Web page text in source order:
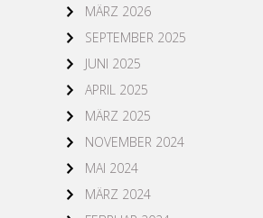
MÄRZ 2026
SEPTEMBER 2025
JUNI 2025
APRIL 2025
MÄRZ 2025
NOVEMBER 2024
MAI 2024
MÄRZ 2024